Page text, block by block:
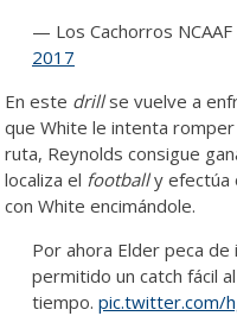
— Los Cachorros NCAAF
2017
En este drillse vuelve a
que White le intenta romper
ruta, Reynolds consigue
localiza el footbally efectúa
con White encimándole.
Por ahora Elder peca de
permitido un catch fácil
tiempo. pic.twitter.com/